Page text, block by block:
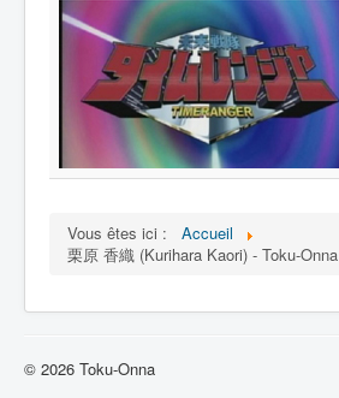
Films
COSAA
Dessins
Artiste Asperger
Lexique
Vous êtes ici :
Accueil
栗原 香織 (Kurihara Kaori) - Toku-Onna
© 2026 Toku-Onna